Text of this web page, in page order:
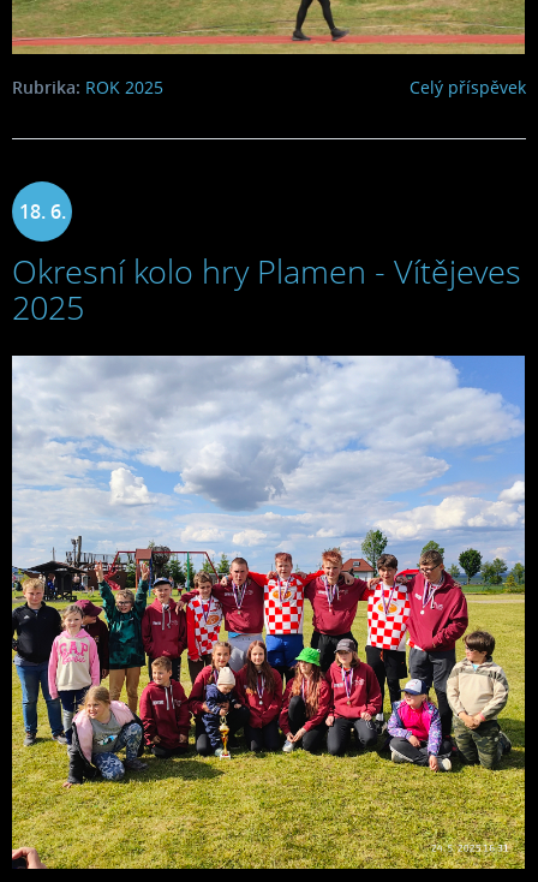
Celý příspěvek
Rubrika: ROK 2025
18. 6.
2025
Okresní kolo hry Plamen - Vítějeves
2025